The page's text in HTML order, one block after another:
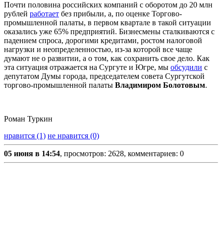
Почти половина российских компаний с оборотом до 20 млн
рублей работает без прибыли, а, по оценке Торгово-
промышленной палаты, в первом квартале в такой ситуации
оказались уже 65% предприятий. Бизнесмены сталкиваются с
падением спроса, дорогими кредитами, ростом налоговой
нагрузки и неопределенностью, из-за которой все чаще
думают не о развитии, а о том, как сохранить свое дело. Как
эта ситуация отражается на Сургуте и Югре, мы обсудили с
депутатом Думы города, председателем совета Сургутской
торгово-промышленной палаты Владимиром Болотовым.
Роман Туркин
нравится (1) не нравится (0)
05 июня в 14:54, просмотров: 2628, комментариев: 0